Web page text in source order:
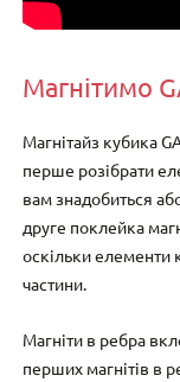
Магнітимо
Магнітайз кубика
перше розібрати
вам знадобиться
друге поклейка
оскільки елементи
частини.
Магніти в ребра
перших магнітів в